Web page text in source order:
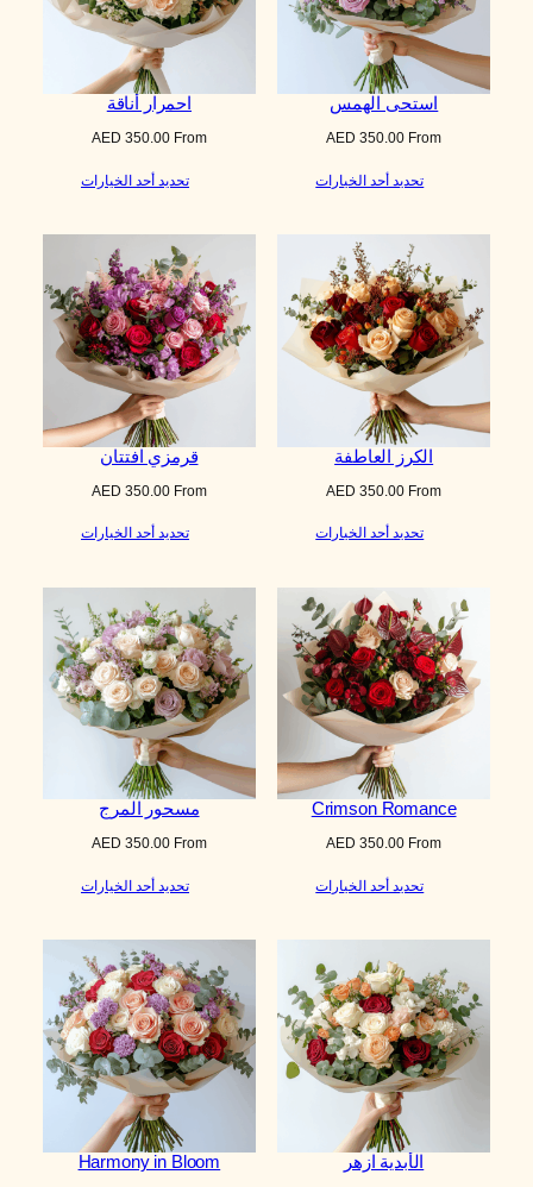
استحى الهمس
From
AED 350.00
تحديد أحد الخيارات
احمرار أناقة
From
AED 350.00
تحديد أحد الخيارات
الكرز العاطفة
From
AED 350.00
تحديد أحد الخيارات
قرمزي افتتان
From
AED 350.00
تحديد أحد الخيارات
Crimson Romance
From
AED 350.00
تحديد أحد الخيارات
مسحور المرج
From
AED 350.00
تحديد أحد الخيارات
الأبدية ازهر Harmony in Bloom